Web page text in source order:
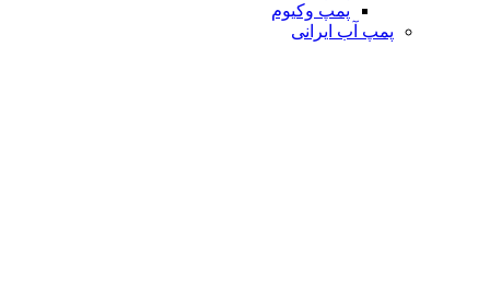
پمپ وکیوم
پمپ آب ایرانی